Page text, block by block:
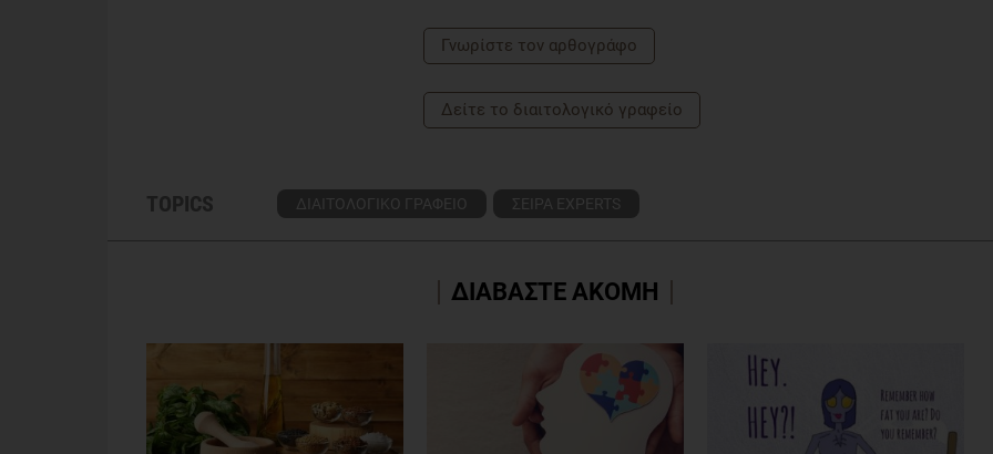
Γνωρίστε τoν αρθογράφο
Δείτε το διαιτολογικό γραφείο
TOPICS ΔΙΑΙΤΟΛΟΓΙΚΟ ΓΡΑΦΕΙΟ ΣΕΙΡΑ EXPERTS
ΔΙΑΒΑΣΤΕ ΑΚΟΜΗ